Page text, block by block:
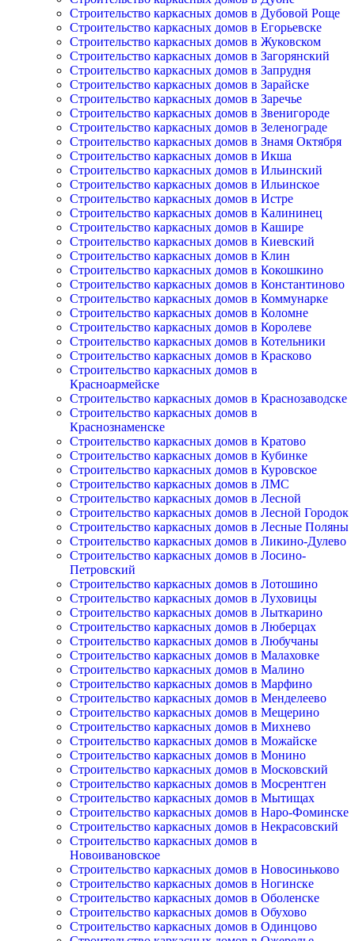
Строительство каркасных домов в Дубовой Роще
Строительство каркасных домов в Егорьевске
Строительство каркасных домов в Жуковском
Строительство каркасных домов в Загорянский
Строительство каркасных домов в Запрудня
Строительство каркасных домов в Зарайске
Строительство каркасных домов в Заречье
Строительство каркасных домов в Звенигороде
Строительство каркасных домов в Зеленограде
Строительство каркасных домов в Знамя Октября
Строительство каркасных домов в Икша
Строительство каркасных домов в Ильинский
Строительство каркасных домов в Ильинское
Строительство каркасных домов в Истре
Строительство каркасных домов в Калининец
Строительство каркасных домов в Кашире
Строительство каркасных домов в Киевский
Строительство каркасных домов в Клин
Строительство каркасных домов в Кокошкино
Строительство каркасных домов в Константиново
Строительство каркасных домов в Коммунарке
Строительство каркасных домов в Коломне
Строительство каркасных домов в Королеве
Строительство каркасных домов в Котельники
Строительство каркасных домов в Красково
Строительство каркасных домов в
Красноармейске
Строительство каркасных домов в Краснозаводске
Строительство каркасных домов в
Краснознаменске
Строительство каркасных домов в Кратово
Строительство каркасных домов в Кубинке
Строительство каркасных домов в Куровское
Строительство каркасных домов в ЛМС
Строительство каркасных домов в Лесной
Строительство каркасных домов в Лесной Городок
Строительство каркасных домов в Лесные Поляны
Строительство каркасных домов в Ликино-Дулево
Строительство каркасных домов в Лосино-
Петровский
Строительство каркасных домов в Лотошино
Строительство каркасных домов в Луховицы
Строительство каркасных домов в Лыткарино
Строительство каркасных домов в Люберцах
Строительство каркасных домов в Любучаны
Строительство каркасных домов в Малаховке
Строительство каркасных домов в Малино
Строительство каркасных домов в Марфино
Строительство каркасных домов в Менделеево
Строительство каркасных домов в Мещерино
Строительство каркасных домов в Михнево
Строительство каркасных домов в Можайске
Строительство каркасных домов в Монино
Строительство каркасных домов в Московский
Строительство каркасных домов в Мосрентген
Строительство каркасных домов в Мытищах
Строительство каркасных домов в Наро-Фоминске
Строительство каркасных домов в Некрасовский
Строительство каркасных домов в
Новоивановское
Строительство каркасных домов в Новосиньково
Строительство каркасных домов в Ногинске
Строительство каркасных домов в Оболенске
Строительство каркасных домов в Обухово
Строительство каркасных домов в Одинцово